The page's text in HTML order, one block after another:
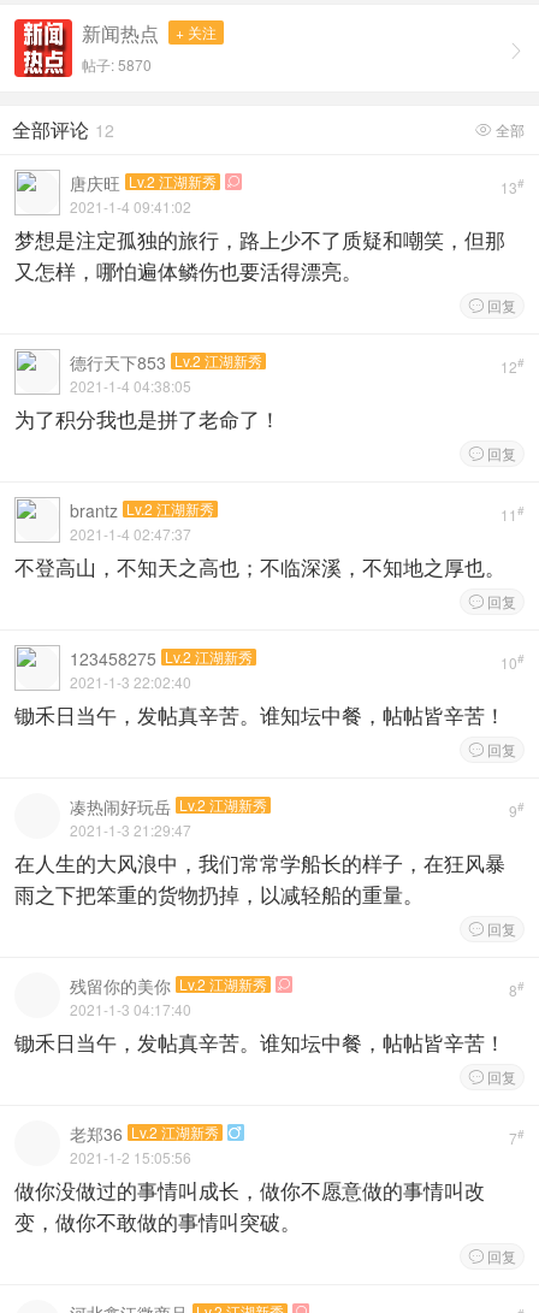

新闻热点
+ 关注
帖子: 5870
 全部
全部评论 12
13#
唐庆旺 Lv.2 江湖新秀 
2021-1-4 09:41:02
梦想是注定孤独的旅行，路上少不了质疑和嘲笑，但那
又怎样，哪怕遍体鳞伤也要活得漂亮。
 回复
12#
德行天下853 Lv.2 江湖新秀
2021-1-4 04:38:05
为了积分我也是拼了老命了！
 回复
11 #
brantz Lv.2 江湖新秀
2021-1-4 02:47:37
不登高山，不知天之高也；不临深溪，不知地之厚也。
 回复
10#
123458275 Lv.2 江湖新秀
2021-1-3 22:02:40
锄禾日当午，发帖真辛苦。谁知坛中餐，帖帖皆辛苦！
 回复
9#
凑热闹好玩岳 Lv.2 江湖新秀
2021-1-3 21:29:47
在人生的大风浪中，我们常常学船长的样子，在狂风暴
雨之下把笨重的货物扔掉，以减轻船的重量。
 回复
8#
残留你的美你 Lv.2 江湖新秀 
2021-1-3 04:17:40
锄禾日当午，发帖真辛苦。谁知坛中餐，帖帖皆辛苦！
 回复
7#
老郑36 Lv.2 江湖新秀 
2021-1-2 15:05:56
做你没做过的事情叫成长，做你不愿意做的事情叫改
变，做你不敢做的事情叫突破。
 回复